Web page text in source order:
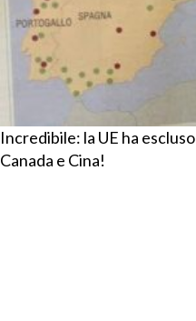
Incredibile: la UE ha
Canada e Cina!